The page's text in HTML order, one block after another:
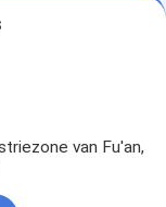
van Fu'an,